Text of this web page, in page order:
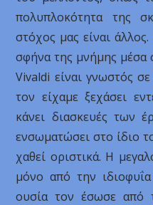
πολυπλοκότητα της
στόχος μας είναι
σφήνα της μνήμης μέσα
Vivaldi είναι γνωστός
τον είχαμε ξεχάσει
κάνει διασκευές των
ενσωματώσει στο ίδιο
χαθεί οριστικά. Η
μόνο από την
ουσία τον έσωσε από